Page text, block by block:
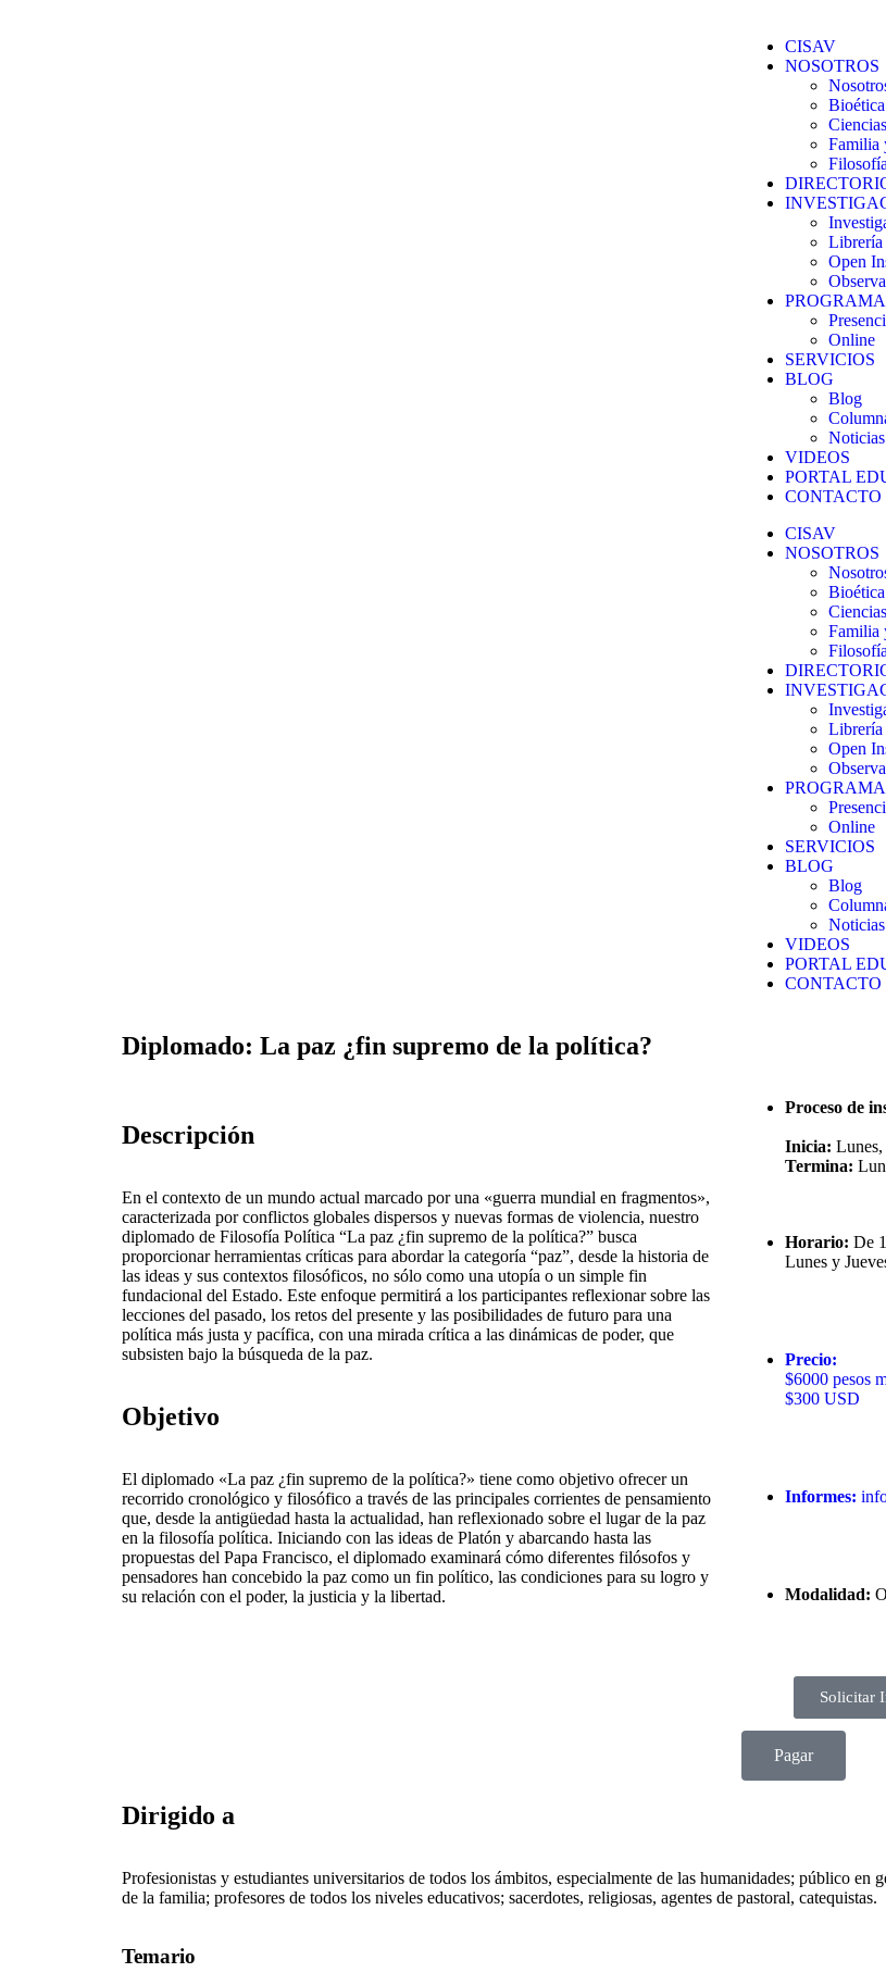
CISAV
NOSOTROS
Bioética
Familia
Filosofía
Librería
Open
Online
SERVICIOS
BLOG
Blog
Noticias
VIDEOS
PORTAL
CONTACTO
CISAV
NOSOTROS
Bioética
Familia
Filosofía
Librería
Open
Online
SERVICIOS
BLOG
Blog
Noticias
VIDEOS
PORTAL
CONTACTO
Diplomado: La paz ¿fin supremo de la política?
Descripción
En el contexto de un mundo actual marcado por una «guerra mundial en fragmentos»,
caracterizada por conflictos globales dispersos y nuevas formas de violencia, nuestro
diplomado de Filosofía Política “La paz ¿fin supremo de la política?” busca
proporcionar herramientas críticas para abordar la categoría “paz”, desde la historia de
las ideas y sus contextos filosóficos, no sólo como una utopía o un simple fin
fundacional del Estado. Este enfoque permitirá a los participantes reflexionar sobre las
lecciones del pasado, los retos del presente y las posibilidades de futuro para una
política más justa y pacífica, con una mirada crítica a las dinámicas de poder, que
subsisten bajo la búsqueda de la paz.
Objetivo
El diplomado «La paz ¿fin supremo de la política?» tiene como objetivo ofrecer un
recorrido cronológico y filosófico a través de las principales corrientes de pensamiento
que, desde la antigüedad hasta la actualidad, han reflexionado sobre el lugar de la paz
en la filosofía política. Iniciando con las ideas de Platón y abarcando hasta las
propuestas del Papa Francisco, el diplomado examinará cómo diferentes filósofos y
pensadores han concebido la paz como un fin político, las condiciones para su logro y
su relación con el poder, la justicia y la libertad.
Proceso de
Inicia:
Termina:
Horario: De
Lunes y
Precio:
$6000 pesos
$300 USD
Informes:
Modalidad:
Solicitar
Pagar
Dirigido a
Profesionistas y estudiantes universitarios de todos los ámbitos, especialmente de las humanidades; público
de la familia; profesores de todos los niveles educativos; sacerdotes, religiosas, agentes de pastoral, catequistas.
Temario